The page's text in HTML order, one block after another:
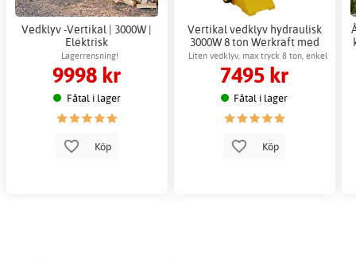
Vedklyv -Vertikal | 3000W |
Elektrisk
Lagerrensning!
9998 kr
Fåtal i lager
Köp
Vertikal vedklyv hydraulisk
3000W 8 ton Werkraft med
hjul
Liten vedklyv, max tryck 8 ton, enkel
transport
7495 kr
Fåtal i lager
Köp